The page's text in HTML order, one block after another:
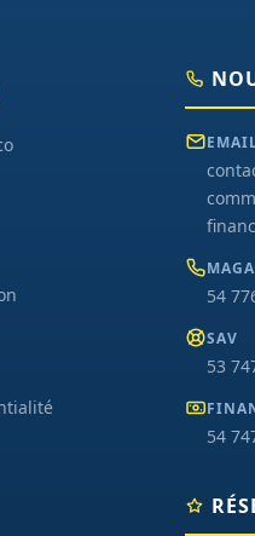
54
SAV
53
54